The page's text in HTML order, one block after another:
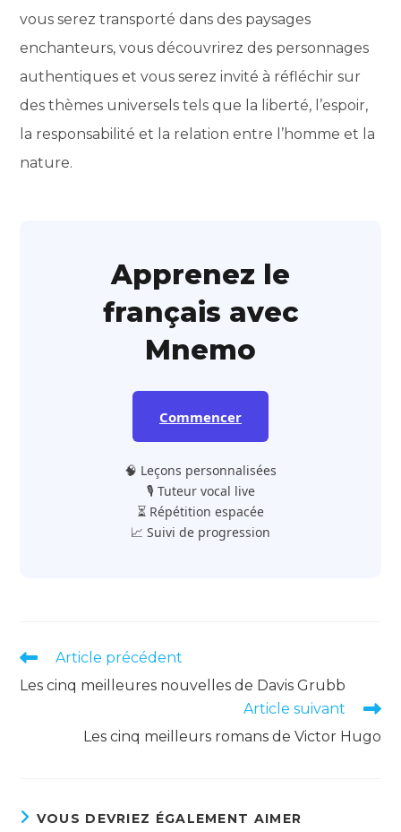
vous serez transporté dans des paysages
enchanteurs, vous découvrirez des personnages
authentiques et vous serez invité à réfléchir sur
des thèmes universels tels que la liberté, l’espoir,
la responsabilité et la relation entre l’homme et la
nature.
Apprenez le
français avec
Mnemo
Commencer
🧠 Leçons personnalisées
🎙️ Tuteur vocal live
⏳ Répétition espacée
📈 Suivi de progression
Read
articles
Article précédent
Les cinq meilleures nouvelles de Davis Grubb
Article suivant
Les cinq meilleurs romans de Victor Hugo
VOUS DEVRIEZ ÉGALEMENT AIMER